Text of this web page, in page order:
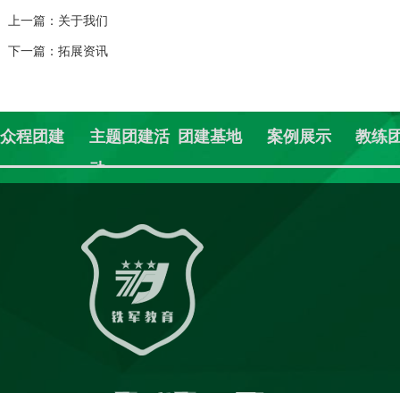
上一篇：关于我们
下一篇：拓展资讯
众程团建
主题团建活
动
团建基地 案例展示 教练